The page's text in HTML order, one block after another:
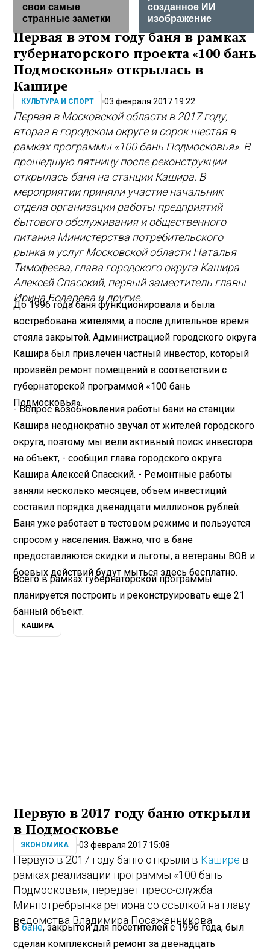
свои самые
странные заметки
созданное ИИ
изображение
Первая в этом году баня в рамках
губернаторского проекта «100 бань
Подмосковья» открылась в
Кашире
КУЛЬТУРА И СПОРТ 03 февраля 2017 19:22
Первая в Московской области в 2017 году,
вторая в городском округе и сорок шестая в
рамках программы «100 бань Подмосковья». В
прошедшую пятницу после реконструкции
открылась баня на станции Кашира. В
мероприятии приняли участие начальник
отдела организации работы предприятий
бытового обслуживания и общественного
питания Министерства потребительского
рынка и услуг Московской области Наталья
Тимофеева, глава городского округа Кашира
Алексей Спасский, первый заместитель главы
Ирина Бодарева и другие.
До 1996 года баня функционировала и была
востребована жителями, а после длительное время
стояла закрытой. Администрацией городского округа
Кашира был привлечён частный инвестор, который
произвёл ремонт помещений в соответствии с
губернаторской программой «100 бань
Подмосковья».
- Вопрос возобновления работы бани на станции
Кашира неоднократно звучал от жителей городского
округа, поэтому мы вели активный поиск инвестора
на объект, - сообщил глава городского округа
Кашира Алексей Спасский. - Ремонтные работы
заняли несколько месяцев, объем инвестиций
составил порядка двенадцати миллионов рублей.
Баня уже работает в тестовом режиме и пользуется
спросом у населения. Важно, что в бане
предоставляются скидки и льготы, а ветераны ВОВ и
боевых действий будут мыться здесь бесплатно.
Всего в рамках губернаторской программы
планируется построить и реконструировать еще 21
банный объект.
КАШИРА
Первую в 2017 году баню открыли
в Подмосковье
ЭКОНОМИКА 03 февраля 2017 15:08
Первую в 2017 году баню открыли в Кашире в
рамках реализации программы «100 бань
Подмосковья», передает пресс-служба
Минпотребрынка региона со ссылкой на главу
ведомства Владимира Посаженникова.
Вбане, закрытой для посетителей с 1996 года, был
сделан комплексный ремонт за двенадцать